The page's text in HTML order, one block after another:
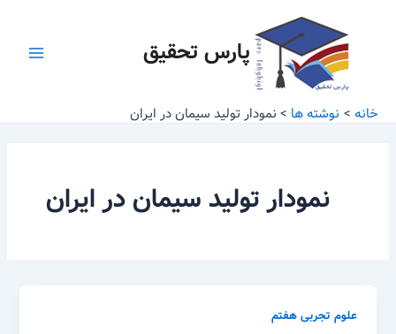
پارس تحقیق
خانه نوشته ها نمودار تولید سیمان در ایران
نمودار تولید سیمان در ایران
علوم تجربی هفتم